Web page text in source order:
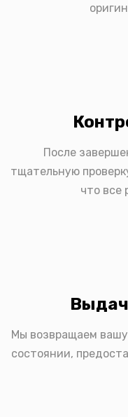
После
тщательную
что все
Мы возвращаем
состоянии,